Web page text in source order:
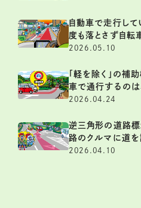
自動車で走行して
度も落とさず自転
2026.05.10
「軽を除く」の補
車で通行するのは
2026.04.24
逆三角形の道路
路のクルマに道を
2026.04.10